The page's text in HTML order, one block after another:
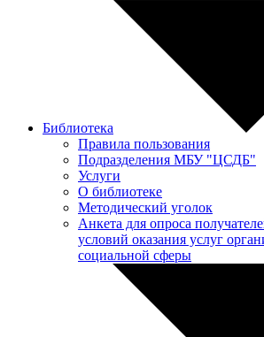
Библиотека
Правила пользования
Подразделения МБУ "ЦСДБ"
Услуги
О библиотеке
Методический уголок
Анкета для опроса
условий оказания услуг
социальной сферы